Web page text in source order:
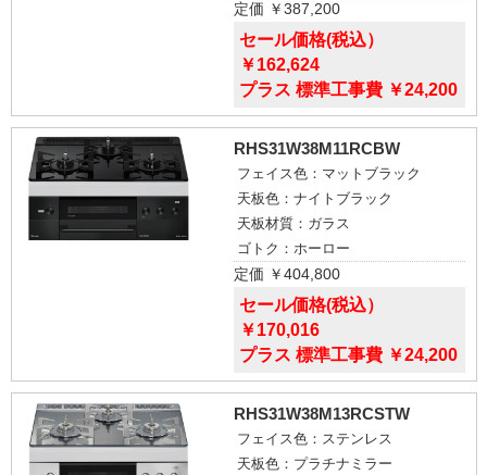
定価 ￥387,200
セール価格(税込）
￥162,624
プラス 標準工事費 ￥24,200
RHS31W38M11RCBW
フェイス色：マットブラック
天板色：ナイトブラック
天板材質：ガラス
ゴトク：ホーロー
定価 ￥404,800
セール価格(税込）
￥170,016
プラス 標準工事費 ￥24,200
RHS31W38M13RCSTW
フェイス色：ステンレス
天板色：プラチナミラー